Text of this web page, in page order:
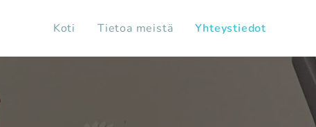
Koti Tietoa meistä Yhteystiedot